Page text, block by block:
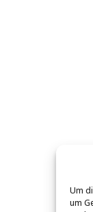
Um
um